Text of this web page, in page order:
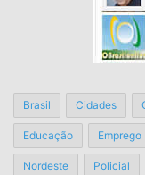
Brasil Cidades
Educação Emprego
Nordeste Policial